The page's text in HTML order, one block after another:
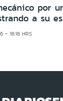
por
a su
- 18:18 HRS